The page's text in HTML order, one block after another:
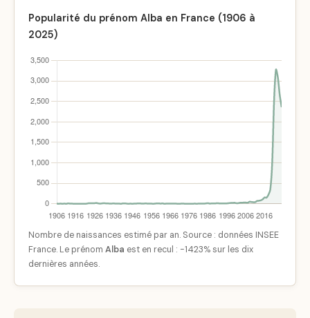
Popularité du prénom Alba en France (1906 à
2025)
Nombre de naissances estimé par an. Source : données INSEE
France. Le prénom Alba est en recul : -1423% sur les dix
dernières années.